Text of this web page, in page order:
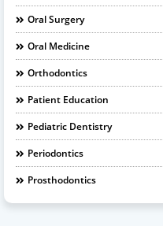
Oral Surgery
Oral Medicine
Orthodontics
Patient Education
Pediatric Dentistry
Periodontics
Prosthodontics